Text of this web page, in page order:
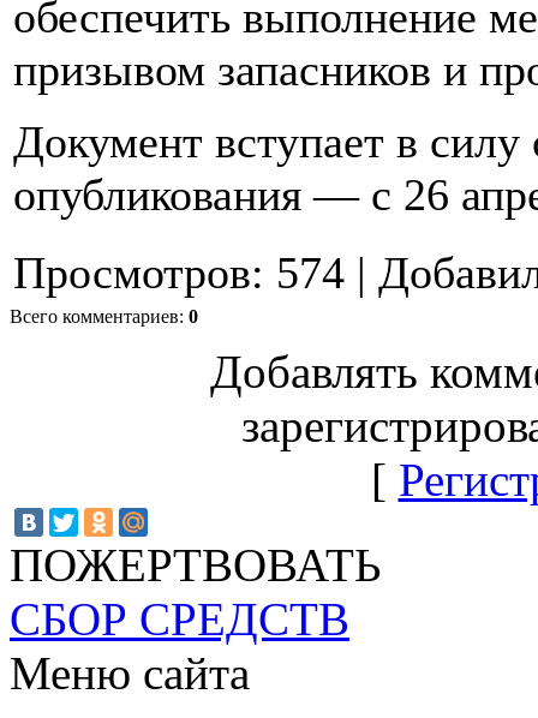
обеспечить выполнение
призывом запасников и
Документ вступает в
опубликования — с 26
Просмотров: 574 |
Всего комментариев: 0
Добавлять
[
ПОЖЕРТВОВАТЬ
СБОР СРЕДСТВ
Меню сайта